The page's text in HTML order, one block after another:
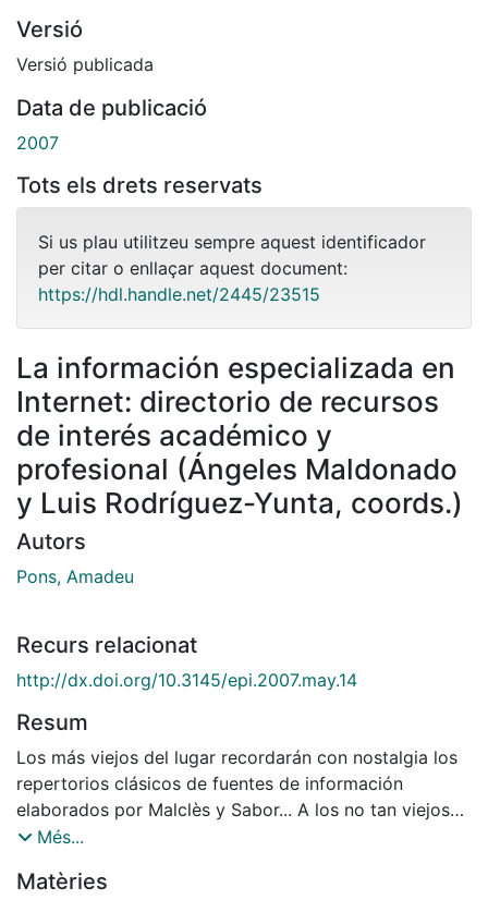
Versió
Versió publicada
Data de publicació
2007
Tots els drets reservats
Si us plau utilitzeu sempre aquest identificador
per citar o enllaçar aquest document:
https://hdl.handle.net/2445/23515
La información especializada en
Internet: directorio de recursos
de interés académico y
profesional (Ángeles Maldonado
y Luis Rodríguez-Yunta, coords.)
Autors
Pons, Amadeu
Recurs relacionat
http://dx.doi.org/10.3145/epi.2007.may.14
Resum
Los más viejos del lugar recordarán con nostalgia los
repertorios clásicos de fuentes de información
elaborados por Malclès y Sabor... A los no tan viejos
les sonarán los nombres de Sheehy (o Balay) y
Més...
Matèries